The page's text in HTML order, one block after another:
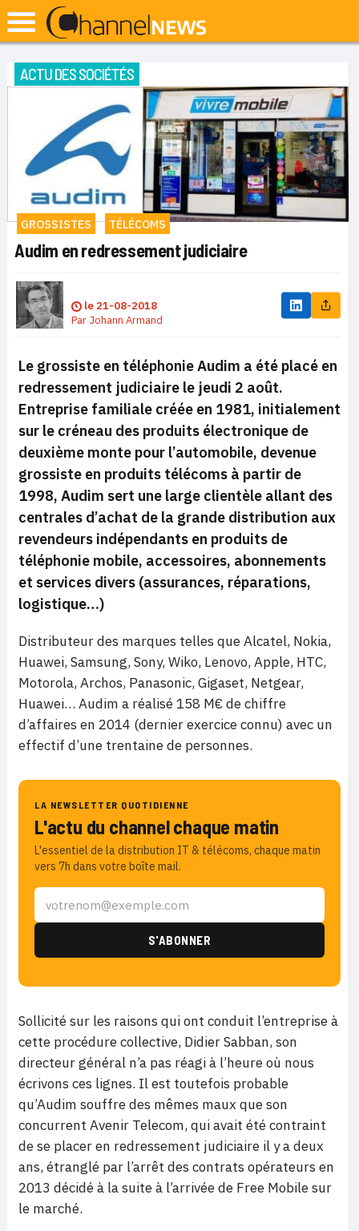
ACTU DES SOCIÉTÉS
GROSSISTES TÉLÉCOMS
Audim en redressement judiciaire
le 21-08-2018
Par Johann Armand
Le grossiste en téléphonie Audim a été placé en
redressement judiciaire le jeudi 2 août.
Entreprise familiale créée en 1981, initialement
sur le créneau des produits électronique de
deuxième monte pour l’automobile, devenue
grossiste en produits télécoms à partir de
1998, Audim sert une large clientèle allant des
centrales d’achat de la grande distribution aux
revendeurs indépendants en produits de
téléphonie mobile, accessoires, abonnements
et services divers (assurances, réparations,
logistique…)
Distributeur des marques telles que Alcatel, Nokia,
Huawei, Samsung, Sony, Wiko, Lenovo, Apple, HTC,
Motorola, Archos, Panasonic, Gigaset, Netgear,
Huawei… Audim a réalisé 158 M€ de chiffre
d’affaires en 2014 (dernier exercice connu) avec un
effectif d’une trentaine de personnes.
LA NEWSLETTER QUOTIDIENNE
L'actu du channel chaque matin
L'essentiel de la distribution IT & télécoms, chaque matin
vers 7h dans votre boîte mail.
Sollicité sur les raisons qui ont conduit l’entreprise à
cette procédure collective, Didier Sabban, son
directeur général n’a pas réagi à l’heure où nous
écrivons ces lignes. Il est toutefois probable
qu’Audim souffre des mêmes maux que son
concurrent Avenir Telecom, qui avait été contraint
de se placer en redressement judiciaire il y a deux
ans, étranglé par l’arrêt des contrats opérateurs en
2013 décidé à la suite à l’arrivée de Free Mobile sur
le marché.